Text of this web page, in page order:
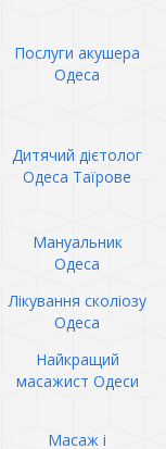
Послуги акушера
Одеса
Дитячий дієтолог
Одеса Таїрове
Мануальник
Одеса
Лікування сколіозу
Одеса
Найкращий
масажист Одеси
Масаж і